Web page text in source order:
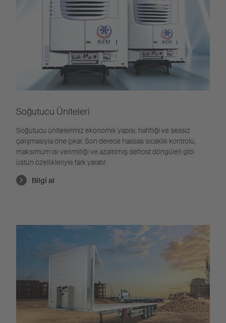
Soğutucu Üniteleri
Soğutucu ünitelerimiz ekonomik yapısı, hafifliği ve sessiz
çalışmasıyla öne çıkar. Son derece hassas sıcaklık kontrolü,
maksimum ısı verimliliği ve azaltılmış defrost döngüleri gibi
üstün özellikleriyle fark yaratır.
Bilgi al